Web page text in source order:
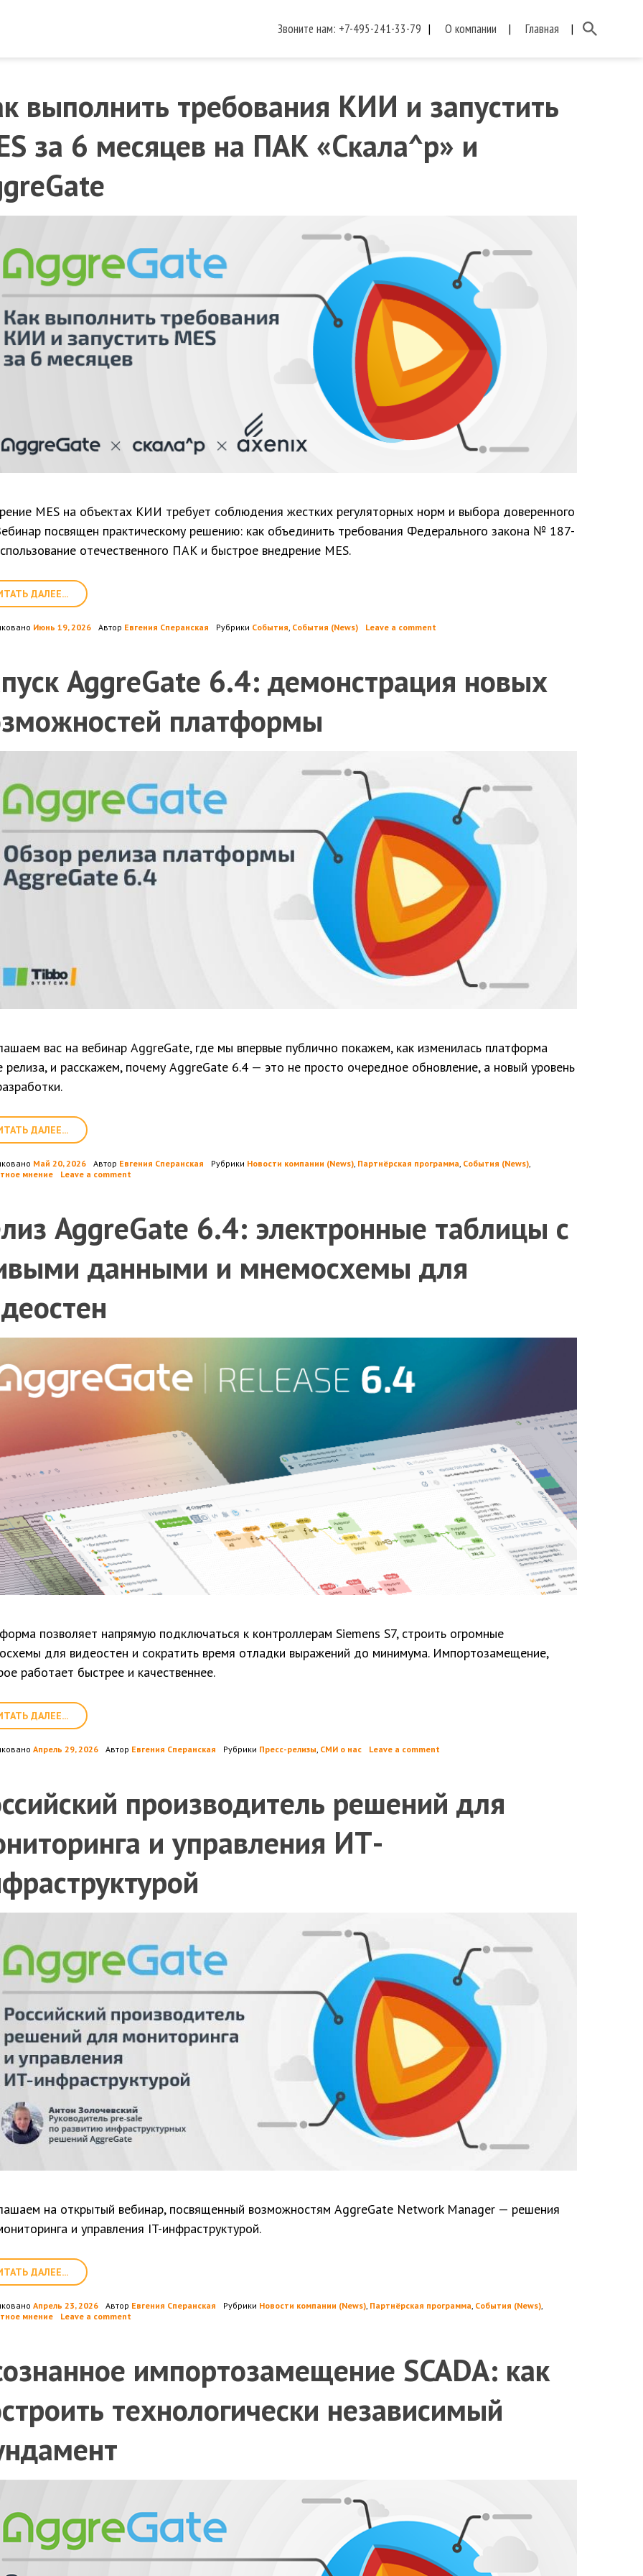
Звоните нам: +7-495-241-33-79 О компании Главная
выполнить требования КИИ и запустить
за 6 месяцев на ПАК «Скала^р» и
MES на объектах КИИ требует соблюдения жестких регуляторных норм и выбора доверенного
посвящен практическому решению: как объединить требования Федерального закона № 187-
отечественного ПАК и быстрое внедрение MES.
ДАЛЕЕ...
Июнь 19, 2026 Автор Евгения Сперанская Рубрики События, События (News) Leave a comment
AggreGate 6.4: демонстрация новых
платформы
вас на вебинар AggreGate, где мы впервые публично покажем, как изменилась платформа
релиза, и расскажем, почему AggreGate 6.4 — это не просто очередное обновление, а новый уровень
ДАЛЕЕ...
Май 20, 2026 Автор Евгения Сперанская Рубрики Новости компании (News) Партнёрская программа События (News)
мнение
Leave a comment
AggreGate 6.4: электронные таблицы с
данными и мнемосхемы для
позволяет напрямую подключаться к контроллерам Siemens S7, строить огромные
для видеостен и сократить время отладки выражений до минимума. Импортозамещение,
работает быстрее и качественнее.
ДАЛЕЕ...
Апрель 29, 2026 Автор Евгения Сперанская Рубрики Пресс-релизы, СМИ о нас Leave a comment
производитель решений для
и управления ИТ-
на открытый вебинар, посвященный возможностям AggreGate Network Manager — решения
и управления IT-инфраструктурой.
ДАЛЕЕ...
Апрель 23, 2026 Автор Евгения Сперанская Рубрики Новости компании (News) Партнёрская программа События (News)
мнение
Leave a comment
импортозамещение SCADA: как
технологически независимый